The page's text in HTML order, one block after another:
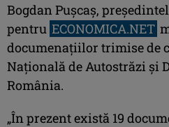
Bogdan Puşcaş,
pentru ECONOMICA.NET
documenaţiilor trimise de
Naţională de Autostrăzi şi
România.
„În prezent există 19